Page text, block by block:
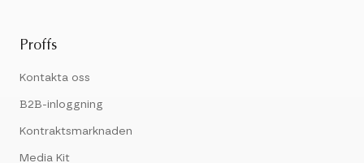
Proffs
Kontakta oss
B2B-inloggning
Kontraktsmarknaden
Media Kit